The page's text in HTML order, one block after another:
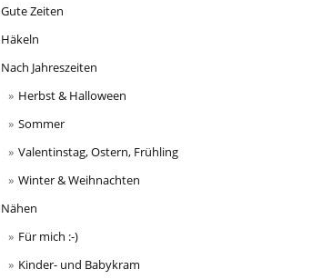
Gute Zeiten
Häkeln
Nach Jahreszeiten
Herbst & Halloween
Sommer
Valentinstag, Ostern, Frühling
Winter & Weihnachten
Nähen
Für mich :-)
Kinder- und Babykram